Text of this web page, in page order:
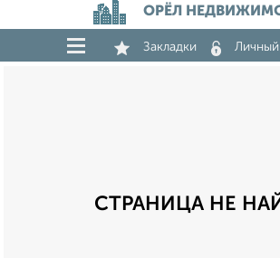
ОРЁЛ
Закладки
СТРАНИЦА НЕ